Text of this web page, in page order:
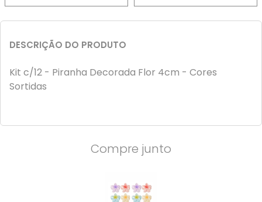
DESCRIÇÃO DO PRODUTO
Kit c/12 - Piranha Decorada Flor 4cm - Cores
Sortidas
Compre junto